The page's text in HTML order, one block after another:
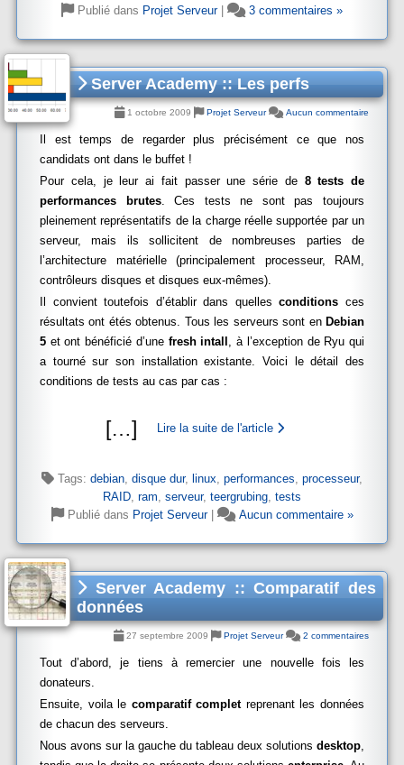
Publié dans Projet Serveur| 3 commentaires »
Server Academy :: Les perfs
1 octobre 2009 Projet Serveur Aucun commentaire
Il est temps de regarder plus précisément ce que nos
candidats ont dans le buffet !
Pour cela, je leur ai fait passer une série de 8 tests de
performances brutes. Ces tests ne sont pas toujours
pleinement représentatifs de la charge réelle supportée par un
serveur, mais ils sollicitent de nombreuses parties de
l’architecture matérielle (principalement processeur, RAM,
contrôleurs disques et disques eux-mêmes).
Il convient toutefois d’établir dans quellesconditionsces
résultats ont étés obtenus. Tous les serveurs sont en Debian
5 et ont bénéficié d’une fresh intall , à l’exception de Ryu qui
a tourné sur son installation existante. Voici le détail des
conditions de tests au cas par cas :
[…] Lire la suite de l'article
Tags: debian, disque dur, linux, performances, processeur,
RAID, ram, serveur, teergrubing, tests
Publié dans Projet Serveur| Aucun commentaire »
Server Academy :: Comparatif des
données
27 septembre 2009 Projet Serveur 2 commentaires
Tout d’abord, je tiens à remercier une nouvelle fois les
donateurs.
Ensuite, voila le comparatif completreprenant les données
de chacun des serveurs.
Nous avons sur la gauche du tableau deux solutions desktop,